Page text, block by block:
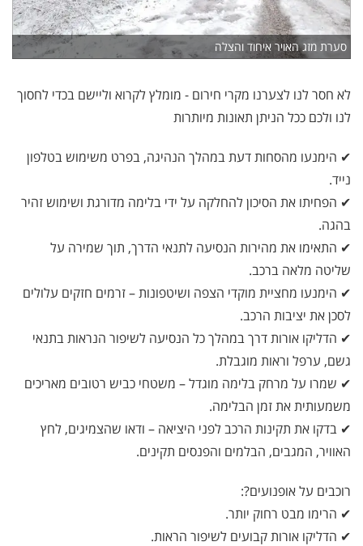
סערת מזג האויר איחוד והצלה
לא חסר לנו לצערנו מקרי חירום - מומלץ לקרוא וליישם בכדי לחסוך
לנו ולכם ככל הניתן תאונות מיותרות
✔ הימנעו מהסחות דעת במהלך הנהיגה, בפרט משימוש בטלפון
נייד.
✔ הפחיתו את הסיכון להחלקה על ידי בלימה מדורגת ושימוש זהיר
בהגה.
✔ התאימו את מהירות הנסיעה לתנאי הדרך, תוך שמירה על
שליטה מלאה ברכב.
✔ הימנעו מחציית מוקדי הצפה ושיטפונות – זרמים חזקים עלולים
לסכן את יציבות הרכב.
✔ הדליקו אורות דרך במהלך כל הנסיעה לשיפור הנראות בתנאי
גשם, ערפל וראות מוגבלת.
✔ שמרו על מרחק בלימה מוגדל – משטחי כביש רטובים מאריכים
משמעותית את זמן הבלימה.
✔ בדקו את תקינות הרכב לפני היציאה – ודאו שהצמיגים, לחץ
האוויר, המגבים, הבלמים והפנסים תקינים.
רוכבים על אופנועים?:
✔ הרימו מבט רחוק יותר.
✔ הדליקו אורות קבועים לשיפור הראות.